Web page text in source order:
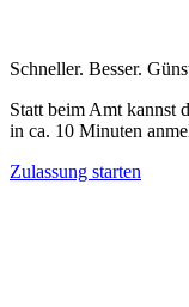
Schneller. Besser.
Statt beim Amt kannst
in ca. 10 Minuten
Zulassung starten